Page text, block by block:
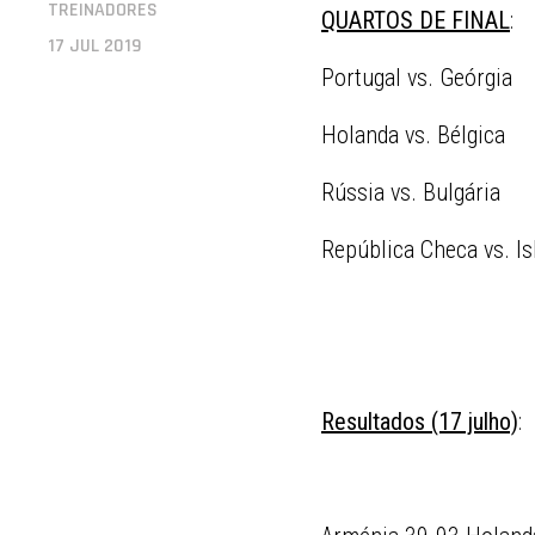
TREINADORES
17 JUL 2019
QUARTOS DE FINAL:
Portugal vs. Geórgia
Holanda vs. Bélgica
Rússia vs. Bulgária
República Checa vs.
Resultados (17 julho):